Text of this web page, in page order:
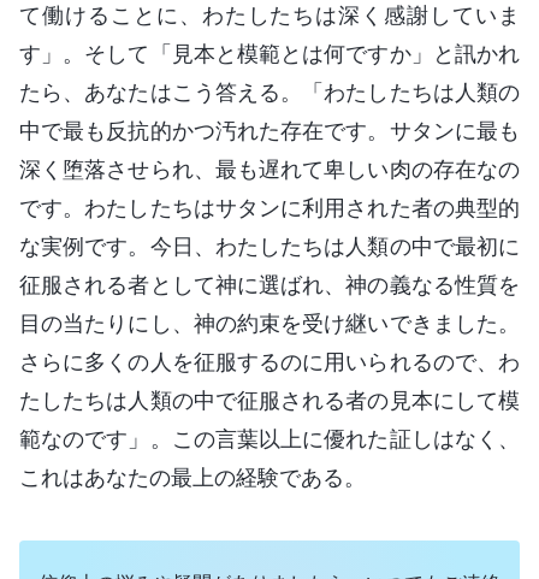
て働けることに、わたしたちは深く感謝していま
す」。そして「見本と模範とは何ですか」と訊かれ
たら、あなたはこう答える。「わたしたちは人類の
中で最も反抗的かつ汚れた存在です。サタンに最も
深く堕落させられ、最も遅れて卑しい肉の存在なの
です。わたしたちはサタンに利用された者の典型的
な実例です。今日、わたしたちは人類の中で最初に
征服される者として神に選ばれ、神の義なる性質を
目の当たりにし、神の約束を受け継いできました。
さらに多くの人を征服するのに用いられるので、わ
たしたちは人類の中で征服される者の見本にして模
範なのです」。この言葉以上に優れた証しはなく、
これはあなたの最上の経験である。